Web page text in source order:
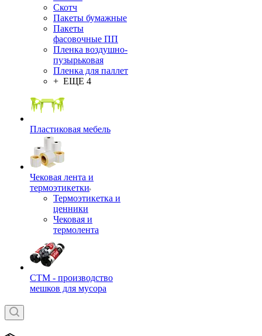
Скотч
Пакеты бумажные
Пакеты
фасовочные ПП
Пленка воздушно-
пузырьковая
Пленка для паллет
+ ЕЩЕ 4
Пластиковая мебель
Чековая лента и
термоэтикетки
Термоэтикетка и
ценники
Чековая и
термолента
СТМ - производство
мешков для мусора